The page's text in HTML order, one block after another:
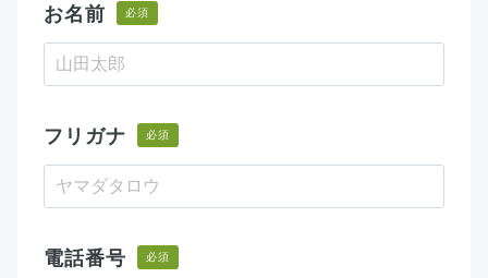
お名前 必須
フリガナ 必須
電話番号 必須